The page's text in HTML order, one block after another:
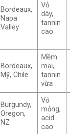
Bordeaux,
Napa
Valley
Vỏ
dày,
tannin
cao
Bordeaux,
Mỹ, Chile
Mềm
mại,
tannin
vừa
Burgundy,
Oregon,
NZ
Vỏ
mỏng,
acid
cao